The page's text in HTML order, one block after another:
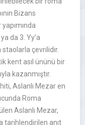
Bizans
da 3. Yy’a
çevrilidir.
kent asıl ününü bir
kazanmıştır.
Aslanlı Mezar en
Roma
Aslanlı Mezar,
tarihlendirilen anıt